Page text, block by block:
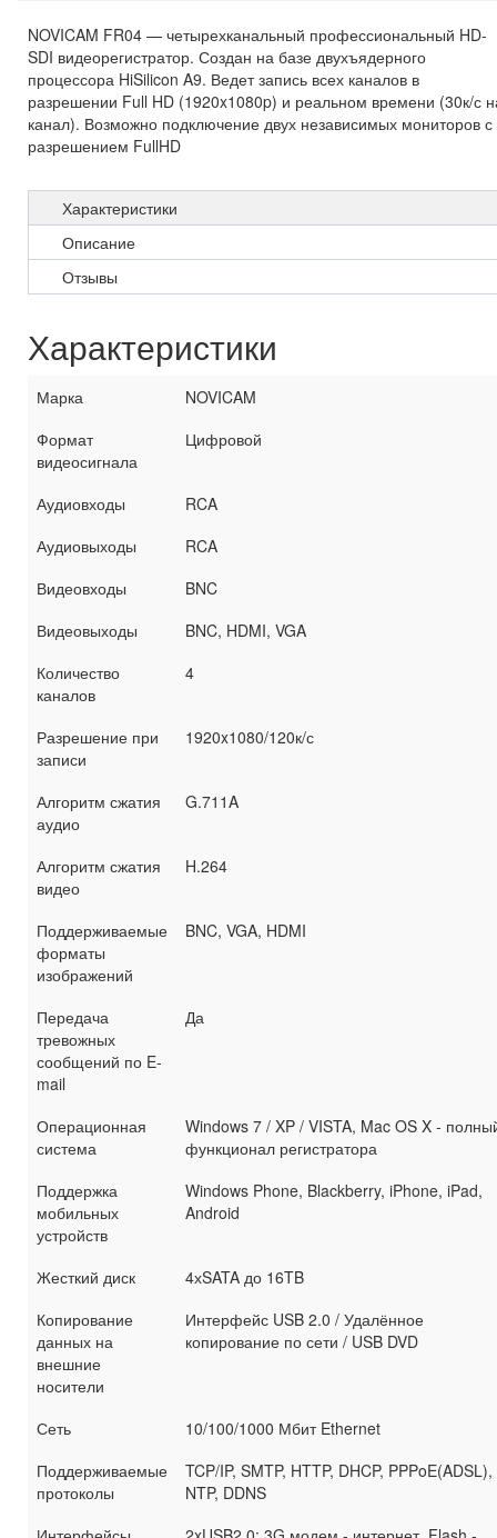
NOVICAM FR04 — четырехканальный профессиональный HD-
SDI видеорегистратор. Создан на базе двухъядерного
процессора HiSilicon A9. Ведет запись всех каналов в
разрешении Full HD (1920x1080p) и реальном времени (30к/с
канал). Возможно подключение двух независимых мониторов с
разрешением FullHD
Характеристики
Описание
Отзывы
Характеристики
Марка
NOVICAM
Формат
видеосигнала
Цифровой
Аудиовходы
RCA
Аудиовыходы
RCA
Видеовходы
BNC
Видеовыходы
BNC, HDMI, VGA
Количество
каналов
4
Разрешение при
записи
1920x1080/120к/с
Алгоритм сжатия
аудио
G.711A
Алгоритм сжатия
видео
H.264
Поддерживаемые
форматы
изображений
BNC, VGA, HDMI
Передача
тревожных
сообщений по E-
mail
Да
Операционная
система
Windows 7 / XP / VISTA, Mac OS X -
функционал регистратора
Поддержка
мобильных
устройств
Windows Phone, Blackberry, iPhone, iPad,
Android
Жесткий диск
4хSATA до 16TB
Копирование
данных на
внешние
носители
Интерфейс USB 2.0 / Удалённое
копирование по сети / USB DVD
Сеть
10/100/1000 Мбит Ethernet
Поддерживаемые
протоколы
TCP/IP, SMTP, HTTP, DHCP, PPPoE(ADSL),
NTP, DDNS